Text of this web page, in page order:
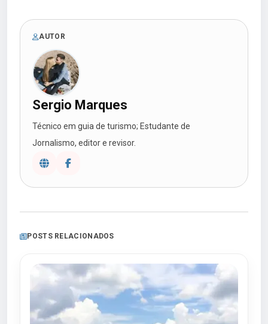
AUTOR
Sergio Marques
Técnico em guia de turismo; Estudante de
Jornalismo, editor e revisor.
POSTS RELACIONADOS